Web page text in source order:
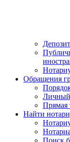
Обращения
Прямая
Найти